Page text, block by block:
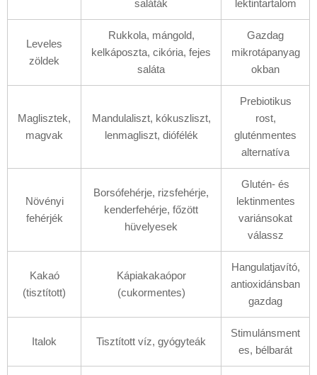
saláták
lektintartalom
Leveles
zöldek
Rukkola, mángold,
kelkáposzta, cikória, fejes
saláta
Gazdag
mikrotápanyag
okban
Maglisztek,
magvak
Mandulaliszt, kókuszliszt,
lenmagliszt, diófélék
Prebiotikus
rost,
gluténmentes
alternatíva
Növényi
fehérjék
Borsófehérje, rizsfehérje,
kenderfehérje, főzött
hüvelyesek
Glutén- és
lektinmentes
variánsokat
válassz
Kakaó
(tisztított)
Kápiakakaópor
(cukormentes)
Hangulatjavító,
antioxidánsban
gazdag
Italok Tisztított víz, gyógyteák
Stimulánsment
es, bélbarát